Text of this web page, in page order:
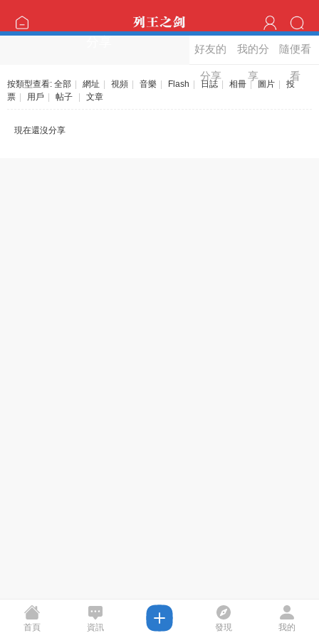
好友的
分享
我的分
享
隨便看
看
按類型查看: 全部 網址 視頻 音樂 Flash 日誌 相冊 | 圖片
投
票
用戶 帖子 文章
現在還沒分享
首頁 資訊 發現 我的